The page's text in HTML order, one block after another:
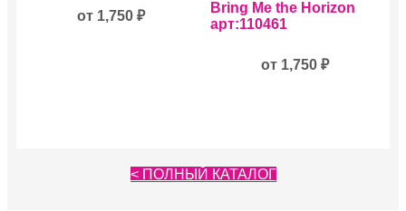
несколько
от 1,750 ₽
товар
имеет
вариаций.
Bring Me the Horizon
арт:110461
от 1,750₽
< ПОЛНЫЙ КАТАЛОГ